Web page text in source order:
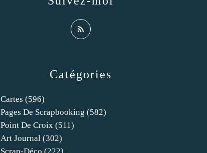
Catégories
Cartes (596)
Pages De Scrapbooking (582)
Point De Croix (511)
Art Journal (302)